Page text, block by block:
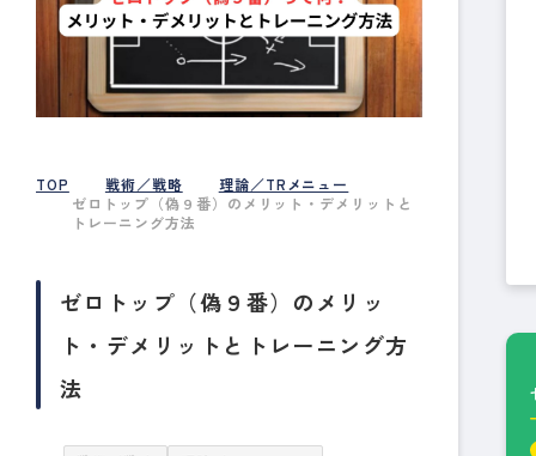
TOP 戦術／戦略
理論／TRメニュー
ゼロトップ（偽９番）のメリット・デメリットと
トレーニング方法
ゼロトップ（偽９番）のメリッ
ト・デメリットとトレーニング方
法